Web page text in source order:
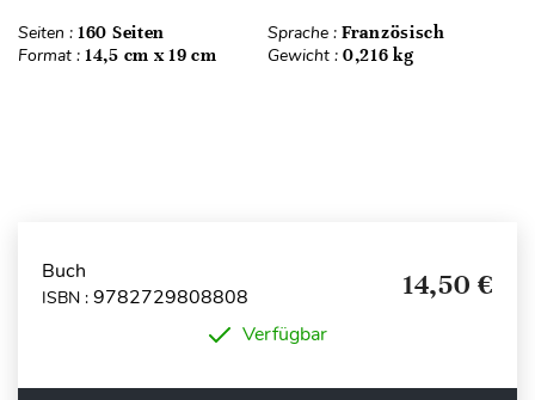
Seiten : 160 Seiten Sprache : Französisch
Format : 14,5 cm x 19 cm Gewicht : 0,216 kg
Buch
ISBN : 9782729808808 14,50 €
Verfügbar